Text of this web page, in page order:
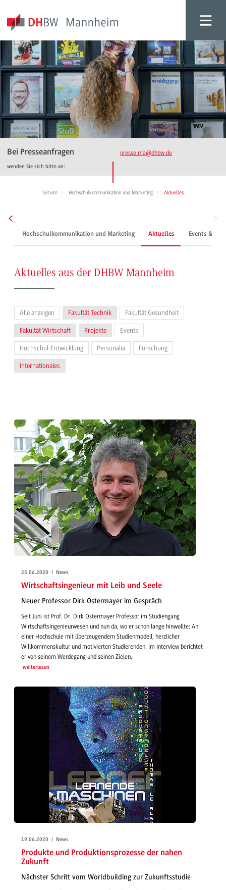
Bei Presseanfragen
wenden Sie sich bitte an:
presse.ma@dhbw.de
Service Hochschulkommunikation und Marketing Aktuelles
Hochschulkommunikation und Marketing Aktuelles Events &
Aktuelles aus der DHBW Mannheim
Alle anzeigen Fakultät Technik Fakultät Gesundheit
Fakultät Wirtschaft Projekte Events
Hochschul-Entwicklung Personalia Forschung
Internationales
23.06.2020 | News
Wirtschaftsingenieur mit Leib und Seele
Neuer Professor Dirk Ostermayer im Gespräch
Seit Juni ist Prof. Dr. Dirk Ostermayer Professor im Studiengang
Wirtschaftsingenieurwesen und nun da, wo er schon lange hinwollte: An
einer Hochschule mit überzeugendem Studienmodell, herzlicher
Willkommenskultur und motivierten Studierenden. Im Interview berichtet
er von seinem Werdegang und seinen Zielen.
weiterlesen
19.06.2020 | News
Produkte und Produktionsprozesse der nahen
Zukunft
Nächster Schritt vom Worldbuilding zur Zukunftsstudie